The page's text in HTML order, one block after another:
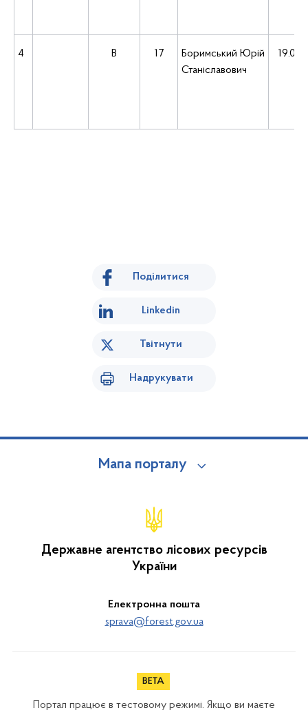
4 В 17
Боримський Юрій
Станіславович
Поділитися
Linkedin
Твітнути
Надрукувати
Мапа порталу
Державне агентство лісових ресурсів
України
Електронна пошта
sprava@forest.gov.ua
Портал працює в тестовому режимі. Якщо ви маєте